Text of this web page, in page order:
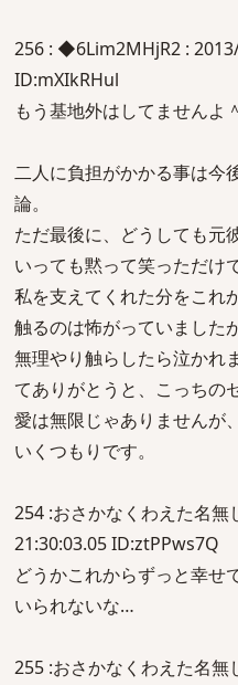
256 : ◆6Lim2MHjR2 :
ID:mXIkRHul
もう基地外はしてませんよ
二人に負担がかかる事は今
論。
ただ最後に、どうしても元
いっても黙って笑っただけ
私を支えてくれた分をこれ
触るのは怖がっていました
無理やり触らしたら泣かれ
てありがとうと、こっちの
愛は無限じゃありませんが
いくつもりです。
254 :おさかなくわえた名
21:30:03.05 ID:ztPPws7Q
どうかこれからずっと幸せ
いられないな…
255 :おさかなくわえた名